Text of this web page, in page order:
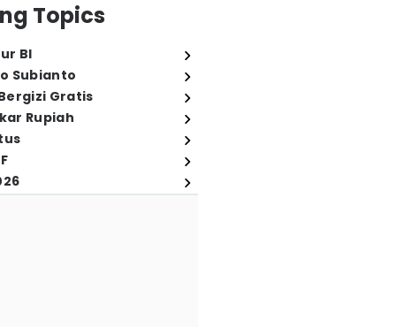
Topics
BI
Subianto
Gratis
Rupiah